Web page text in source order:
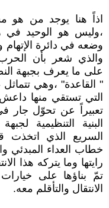
اذاً هنا يوجد من هو
،وليس هو الوحيد في
وضعه في دائرة
والذي شعر بأن الحرب
على ما يعرف بجبهة
" القاعدة" ،وهي تتماثل
التي تستقي منها داعش
تعبيراً عن تحوّل جار
البنية التنظيمية
السريع الذي اتخذت
خطاب العداء المبدئي
رايتها وما يتركه هذا
تمّ بناؤها على
الانتقال والتأقلم معه.